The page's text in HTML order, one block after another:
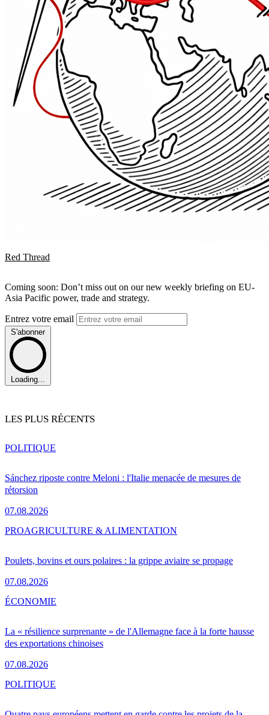
Red Thread
Coming soon: Don’t miss out on our new weekly briefing on EU-
Asia Pacific power, trade and strategy.
Entrez votre email
S'abonner
Loading...
LES PLUS RÉCENTS
Sánchez riposte contre Meloni : l'Italie menacée de mesures de
rétorsion
07.08.2026
POLITIQUE
Poulets, bovins et ours polaires : la grippe aviaire se propage
07.08.2026
PROAGRICULTURE & ALIMENTATION
La « résilience surprenante » de l'Allemagne face à la forte hausse
des exportations chinoises
07.08.2026
ÉCONOMIE
POLITIQUE